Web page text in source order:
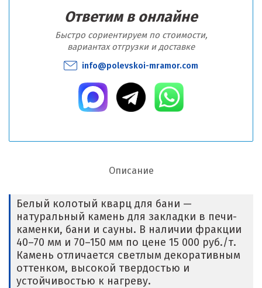
Ответим в онлайне
Быстро сориентируем по стоимости,
вариантах отгрузки и доставке
info@polevskoi-mramor.com
Описание
Белый колотый кварц для бани —
натуральный камень для закладки в печи-
каменки, бани и сауны. В наличии фракции
40–70 мм и 70–150 мм по цене 15 000 руб./т.
Камень отличается светлым декоративным
оттенком, высокой твердостью и
устойчивостью к нагреву.